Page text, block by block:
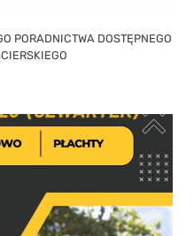
PORADNICTWA DOSTĘPNEGO